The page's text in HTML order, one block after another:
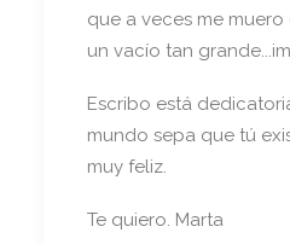
que a veces me muero
un vacío tan
Escribo está
mundo sepa que tú
muy feliz.
Te quiero. Marta